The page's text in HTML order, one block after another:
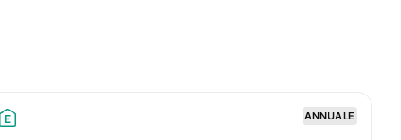
ANNUALE